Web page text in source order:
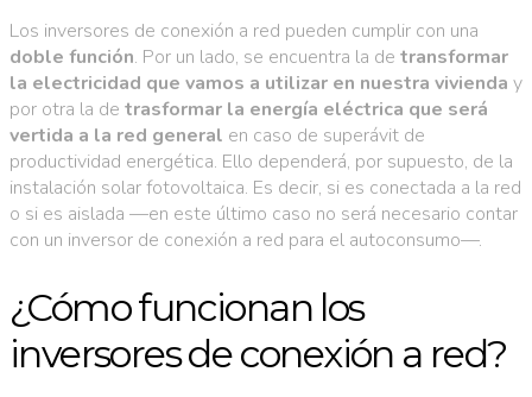
Los inversores de conexión a red pueden cumplir con una
doble función. Por un lado, se encuentra la de transformar
la electricidad que vamos a utilizar en nuestra vivienda y
por otra la de trasformar la energía eléctrica que será
vertida a la red general en caso de superávit de
productividad energética. Ello dependerá, por supuesto, de la
instalación solar fotovoltaica. Es decir, si es conectada a la red
o si es aislada —en este último caso no será necesario contar
con un inversor de conexión a red para el autoconsumo—.
¿Cómo funcionan los
inversores de conexión a red?